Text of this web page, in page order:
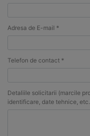
Adresa de E-mail *
Telefon de contact *
Detaliile solicitarii (marcile
identificare, date tehnice,